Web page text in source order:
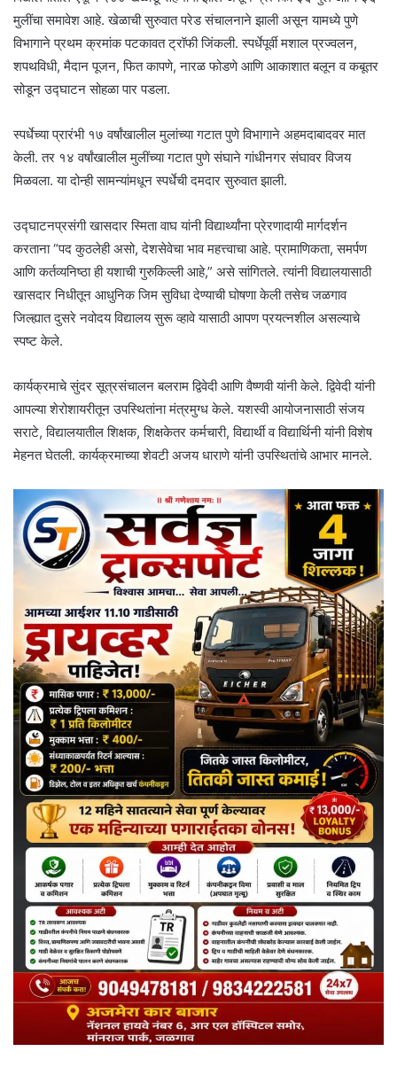
मुलींचा समावेश आहे. खेळाची सुरुवात परेड संचालनाने झाली असून यामध्ये पुणे
विभागाने प्रथम क्रमांक पटकावत ट्रॉफी जिंकली. स्पर्धेपूर्वी मशाल प्रज्वलन,
शपथविधी, मैदान पूजन, फित कापणे, नारळ फोडणे आणि आकाशात बलून व कबूतर
सोडून उद्घाटन सोहळा पार पडला.
स्पर्धेच्या प्रारंभी १७ वर्षांखालील मुलांच्या गटात पुणे विभागाने अहमदाबादवर मात
केली. तर १४ वर्षांखालील मुलींच्या गटात पुणे संघाने गांधीनगर संघावर विजय
मिळवला. या दोन्ही सामन्यांमधून स्पर्धेची दमदार सुरुवात झाली.
उद्घाटनप्रसंगी खासदार स्मिता वाघ यांनी विद्यार्थ्यांना प्रेरणादायी मार्गदर्शन
करताना “पद कुठलेही असो, देशसेवेचा भाव महत्त्वाचा आहे. प्रामाणिकता, समर्पण
आणि कर्तव्यनिष्ठा ही यशाची गुरुकिल्ली आहे,” असे सांगितले. त्यांनी विद्यालयासाठी
खासदार निधीतून आधुनिक जिम सुविधा देण्याची घोषणा केली तसेच जळगाव
जिल्ह्यात दुसरे नवोदय विद्यालय सुरू व्हावे यासाठी आपण प्रयत्नशील असल्याचे
स्पष्ट केले.
कार्यक्रमाचे सुंदर सूत्रसंचालन बलराम द्विवेदी आणि वैष्णवी यांनी केले. द्विवेदी यांनी
आपल्या शेरोशायरीतून उपस्थितांना मंत्रमुग्ध केले. यशस्वी आयोजनासाठी संजय
सराटे, विद्यालयातील शिक्षक, शिक्षकेतर कर्मचारी, विद्यार्थी व विद्यार्थिनी यांनी विशेष
मेहनत घेतली. कार्यक्रमाच्या शेवटी अजय धाराणे यांनी उपस्थितांचे आभार मानले.